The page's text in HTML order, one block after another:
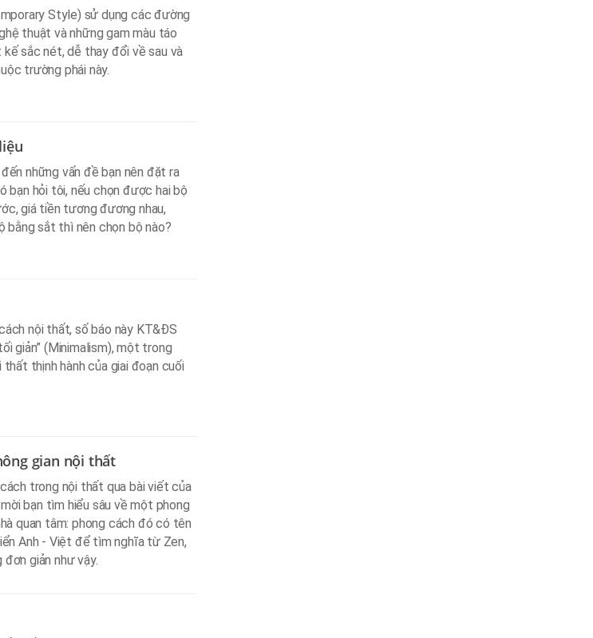
Style) sử dụng các đường
thuật và những gam màu táo
sắc nét, dễ thay đổi về sau và
trường phái này.
những vấn đề bạn nên đặt ra
bạn hỏi tôi, nếu chọn được hai bộ
giá tiền tương đương nhau,
bằng sắt thì nên chọn bộ nào?
nội thất, số báo này KT&ĐS
giản” (Minimalism), một trong
thịnh hành của giai đoạn cuối
gian nội thất
trong nội thất qua bài viết của
bạn tìm hiểu sâu về một phong
quan tâm: phong cách đó có tên
Anh - Việt để tìm nghĩa từ Zen,
giản như vậy.